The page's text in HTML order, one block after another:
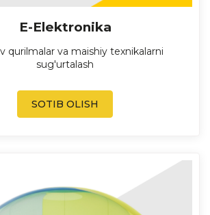
E-Elektronika
qurilmalar va maishiy texnikalarni
sug'urtalash
SOTIB OLISH